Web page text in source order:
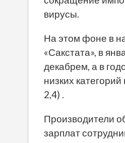
вирусы.
На этом фоне в
«Сакстата», в
декабрем, а в
низких
2,4) .
Производители
зарплат